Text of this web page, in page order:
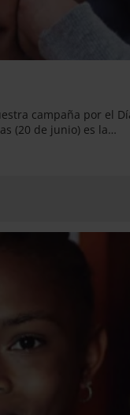
campaña por el
(20 de junio) es la…